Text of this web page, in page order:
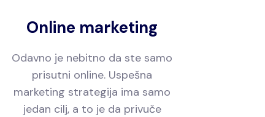
Online marketing
Odavno je nebitno da ste samo
prisutni online. Uspešna
marketing strategija ima samo
jedan cilj, a to je da privuče